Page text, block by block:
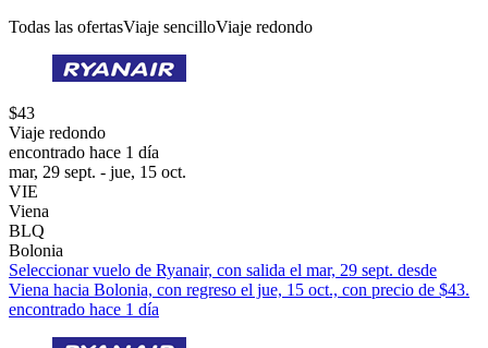
Todas las ofertasViaje sencilloViaje redondo
$43
Viaje redondo
encontrado hace 1 día
mar, 29 sept. - jue, 15 oct.
VIE
Viena
BLQ
Bolonia
Seleccionar vuelo de Ryanair, con salida el mar, 29 sept. desde
Viena hacia Bolonia, con regreso el jue, 15 oct., con precio de $43.
encontrado hace 1 día